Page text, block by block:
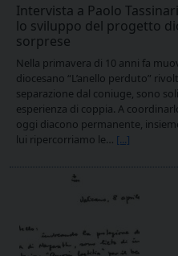
Intervista a Paolo
lo sviluppo del progetto
sorprese
Nella primavera di 10 anni fa
diocesano “L’anello perduto”
separazione dal coniuge, sono
esperienza di coppia. A
oggi diacono permanente,
lui ripercorriamo le… [...]